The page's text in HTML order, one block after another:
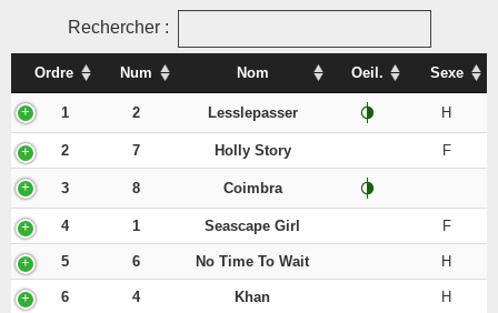
Rechercher :
Ordre Num Nom Oeil. Sexe
1 2 Lesslepasser H
2 7 Holly Story F
3 8 Coimbra
4 1 Seascape Girl F
5 6 No Time To Wait H
6 4 Khan H